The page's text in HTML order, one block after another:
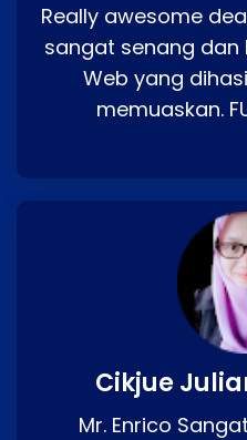
Really awesome
sangat senang dan
Web yang
memuaskan.
Cikjue
Mr. Enrico